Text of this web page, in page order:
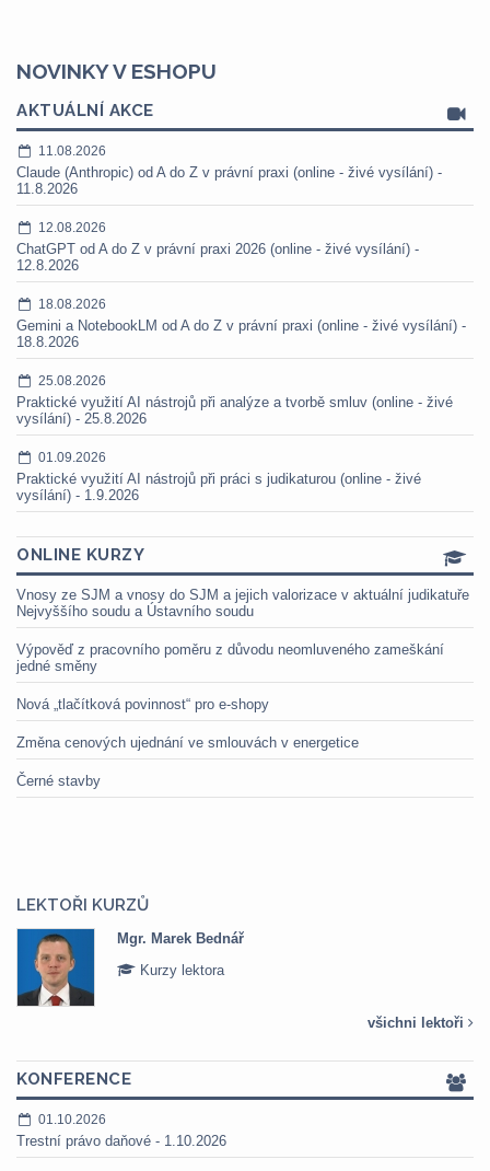
NOVINKY V ESHOPU
AKTUÁLNÍ AKCE
11.08.2026
Claude (Anthropic) od A do Z v právní praxi (online - živé vysílání) -
11.8.2026
12.08.2026
ChatGPT od A do Z v právní praxi 2026 (online - živé vysílání) -
12.8.2026
18.08.2026
Gemini a NotebookLM od A do Z v právní praxi (online - živé vysílání) -
18.8.2026
25.08.2026
Praktické využití AI nástrojů při analýze a tvorbě smluv (online - živé
vysílání) - 25.8.2026
01.09.2026
Praktické využití AI nástrojů při práci s judikaturou (online - živé
vysílání) - 1.9.2026
ONLINE KURZY
Vnosy ze SJM a vnosy do SJM a jejich valorizace v aktuální judikatuře
Nejvyššího soudu a Ústavního soudu
Výpověď z pracovního poměru z důvodu neomluveného zameškání
jedné směny
Nová „tlačítková povinnost“ pro e-shopy
Změna cenových ujednání ve smlouvách v energetice
Černé stavby
LEKTOŘI KURZŮ
Mgr. Marek Bednář
Kurzy lektora
všichni lektoři
KONFERENCE
01.10.2026
Trestní právo daňové - 1.10.2026